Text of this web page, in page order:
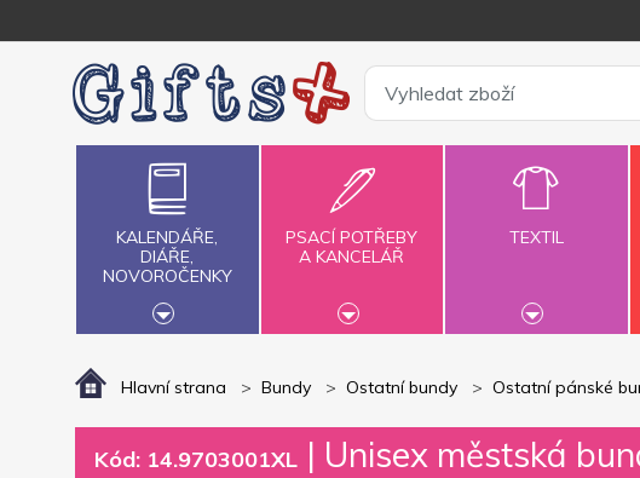
KALENDÁŘE,
DIÁŘE,
NOVOROČENKY
PSACÍ POTŘEBY
A KANCELÁŘ
TEXTIL
Hlavní strana Bundy Ostatní bundy Ostatní pánské
Kód: 14.9703001XL | Unisex městská